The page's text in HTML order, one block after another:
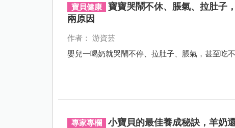
寶貝健康
寶寶哭鬧不休、脹氣、拉肚子
兩原因
作者： 游資芸
嬰兒一喝奶就哭鬧不停、拉肚子、脹氣，甚至吃
專家專欄 小寶貝的最佳養成秘訣，羊奶